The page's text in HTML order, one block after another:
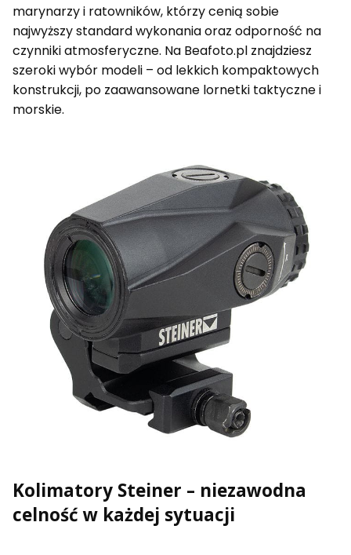
marynarzy i ratowników, którzy cenią sobie
najwyższy standard wykonania oraz odporność na
czynniki atmosferyczne. Na Beafoto.pl znajdziesz
szeroki wybór modeli – od lekkich kompaktowych
konstrukcji, po zaawansowane lornetki taktyczne i
morskie.
Kolimatory Steiner – niezawodna
celność w każdej sytuacji